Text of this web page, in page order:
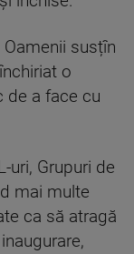
susțîn
o
de a face cu
uri, Grupuri de
mai multe
ca să atragă